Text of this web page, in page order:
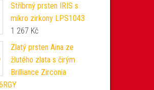
Stříbrný prsten IRIS s
mikro zirkony LPS1043
1 267 Kč
Zlatý prsten Aina ze
žlutého zlata s čirým
Brilliance Zirconia